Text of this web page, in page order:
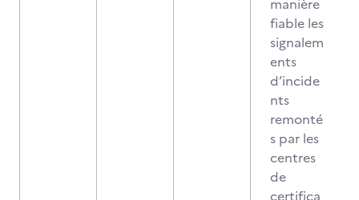
manière
fiable les
signalem
ents
d’incide
nts
remonté
s par les
centres
de
certifica